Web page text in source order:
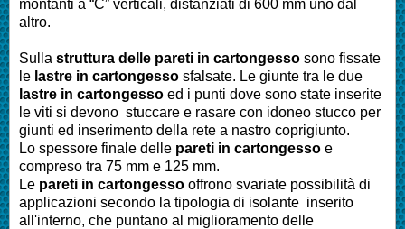
montanti a “C” verticali, distanziati di 600 mm uno dal
altro.
Sulla struttura delle pareti in cartongesso sono fissate
le lastre in cartongesso sfalsate. Le giunte tra le due
lastre in cartongesso ed i punti dove sono state inserite
le viti si devono stuccare e rasare con idoneo stucco per
giunti ed inserimento della rete a nastro coprigiunto.
Lo spessore finale delle pareti in cartongesso e
compreso tra 75 mm e 125 mm.
Le pareti in cartongesso offrono svariate possibilità di
applicazioni secondo la tipologia di isolante inserito
all'interno, che puntano al miglioramento delle